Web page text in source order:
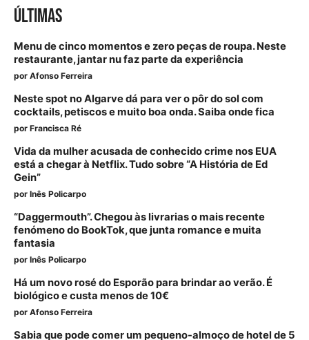
ÚLTIMAS
Menu de cinco momentos e zero peças de roupa. Neste
restaurante, jantar nu faz parte da experiência
por Afonso Ferreira
Neste spot no Algarve dá para ver o pôr do sol com
cocktails, petiscos e muito boa onda. Saiba onde fica
por Francisca Ré
Vida da mulher acusada de conhecido crime nos EUA
está a chegar à Netflix. Tudo sobre “A História de Ed
Gein”
por Inês Policarpo
“Daggermouth”. Chegou às livrarias o mais recente
fenómeno do BookTok, que junta romance e muita
fantasia
por Inês Policarpo
Há um novo rosé do Esporão para brindar ao verão. É
biológico e custa menos de 10€
por Afonso Ferreira
Sabia que pode comer um pequeno-almoço de hotel de 5